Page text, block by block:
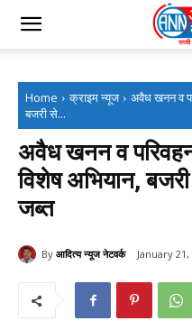
Home क्राइम न्यूज
अवैध खनन व
बजरी से...
अवैध खनन व
विशेष अभियान,
जब्त
By आदित्य न्यूज नेटवर्क January 21,